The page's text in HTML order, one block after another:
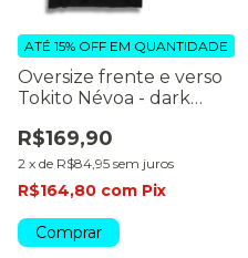
Oversize frente e verso
Tokito Névoa - dark
R$169,90
2 x de R$84,95 sem juros
ATÉ 15% OFF EM QUANTIDADE
R$164,80 com Pix
Comprar